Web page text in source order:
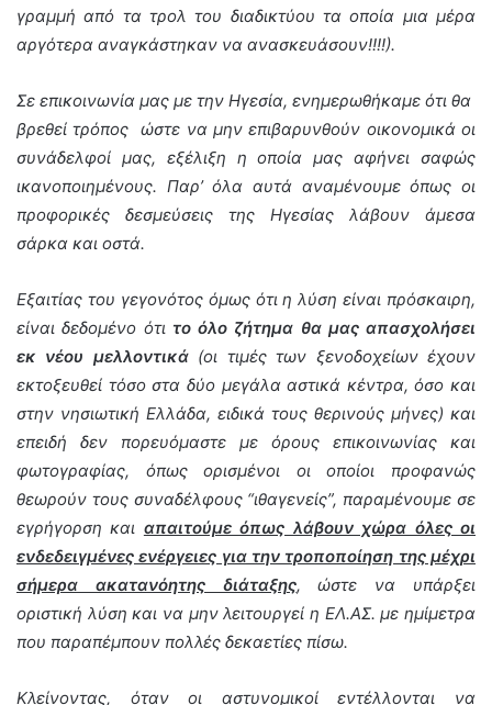
γραμμή από τα τρολ του διαδικτύου τα οποία μια μέρα
αργότερα αναγκάστηκαν να ανασκευάσουν!!!!).
Σε επικοινωνία μας με την Ηγεσία, ενημερωθήκαμε ότι θα
βρεθεί τρόπος ώστε να μην επιβαρυνθούν οικονομικά οι
συνάδελφοί μας, εξέλιξη η οποία μας αφήνει σαφώς
ικανοποιημένους. Παρ’ όλα αυτά αναμένουμε όπως οι
προφορικές δεσμεύσεις της Ηγεσίας λάβουν άμεσα
σάρκα και οστά.
Εξαιτίας του γεγονότος όμως ότι η λύση είναι πρόσκαιρη,
είναι δεδομένο ότι το όλο ζήτημα θα μας απασχολήσει
εκ νέου μελλοντικά (οι τιμές των ξενοδοχείων έχουν
εκτοξευθεί τόσο στα δύο μεγάλα αστικά κέντρα, όσο και
στην νησιωτική Ελλάδα, ειδικά τους θερινούς μήνες) και
επειδή δεν πορευόμαστε με όρους επικοινωνίας και
φωτογραφίας, όπως ορισμένοι οι οποίοι προφανώς
θεωρούν τους συναδέλφους “ιθαγενείς”, παραμένουμε σε
εγρήγορση και απαιτούμε όπως λάβουν χώρα όλες οι
ενδεδειγμένες ενέργειες για την τροποποίηση της μέχρι
σήμερα ακατανόητης διάταξης, ώστε να υπάρξει
οριστική λύση και να μην λειτουργεί η ΕΛ.ΑΣ. με ημίμετρα
που παραπέμπουν πολλές δεκαετίες πίσω.
Κλείνοντας, όταν οι αστυνομικοί εντέλλονται να